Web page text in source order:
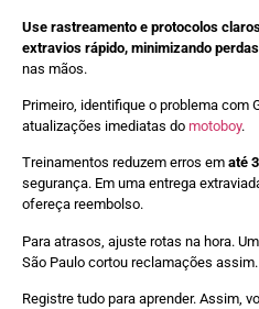
Use rastreamento e protocolos
extravios rápido, minimizando
nas mãos.
Primeiro, identifique o problema com
atualizações imediatas do motoboy.
Treinamentos reduzem erros em até
segurança. Em uma entrega
ofereça reembolso.
Para atrasos, ajuste rotas na hora.
São Paulo cortou reclamações
Registre tudo para aprender. Assim,